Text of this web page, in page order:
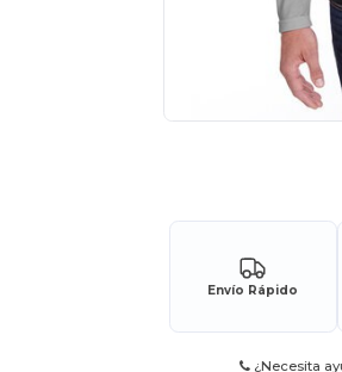
Envío Rápido
¿Necesita